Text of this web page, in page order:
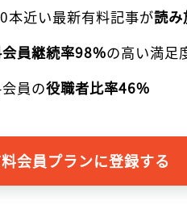
本近い最新有料記事が読み
員継続率98%の高い満足
員の役職者比率46%
会員プランに登録する